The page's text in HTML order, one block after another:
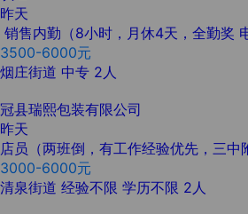
昨天
销售内勤（8小时，月休4天，全勤奖
3500-6000元
烟庄街道 中专 2人
冠县瑞熙包装有限公司
昨天
店员（两班倒，有工作经验优先，三中
3000-6000元
清泉街道 经验不限 学历不限 2人